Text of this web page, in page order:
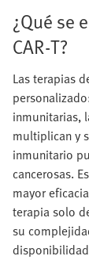
¿Qué se
CAR-T?
Las terapias
inmunitarias,
multiplican y
inmunitario
cancerosas.
mayor
terapia solo
su